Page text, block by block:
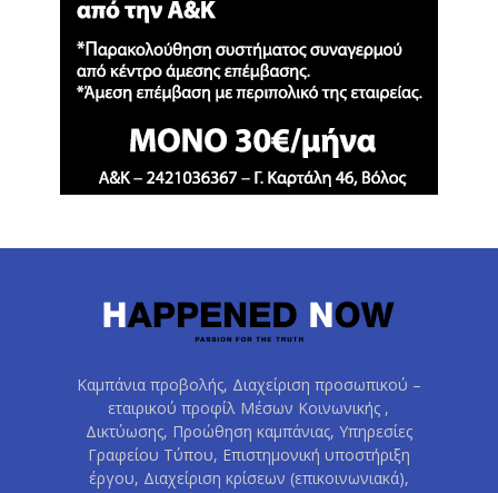
Καμπάνια προβολής, Διαχείριση προσωπικού –
εταιρικού προφίλ Μέσων Κοινωνικής ,
Δικτύωσης, Προώθηση καμπάνιας, Υπηρεσίες
Γραφείου Τύπου, Επιστημονική υποστήριξη
έργου, Διαχείριση κρίσεων (επικοινωνιακά),